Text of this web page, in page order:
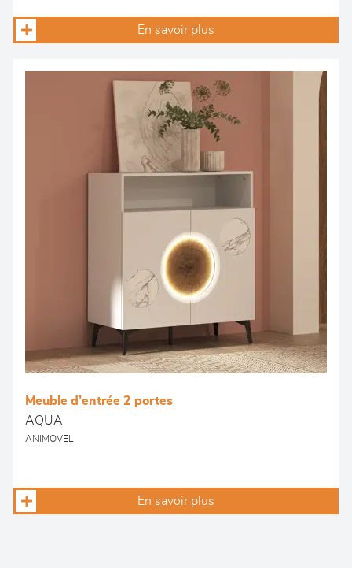
En savoir plus
Meuble d’entrée 2 portes
AQUA
ANIMOVEL
En savoir plus